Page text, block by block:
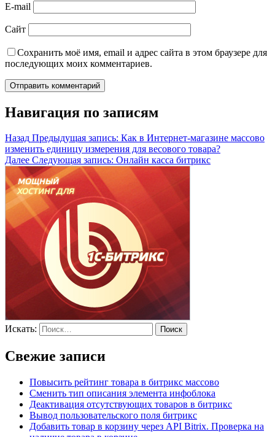
E-mail
Сайт
Сохранить моё имя, email и адрес сайта в этом браузере для
последующих моих комментариев.
Навигация по записям
Назад Предыдущая запись: Как в Интернет-магазине массово
изменить единицу измерения для весового товара?
Далее Следующая запись: Онлайн касса битрикс
Искать: Поиск
Свежие записи
Повысить рейтинг товара в битрикс массово
Сменить тип описания элемента инфоблока
Деактивация отсутствующих товаров в битрикс
Вывод пользовательского поля битрикс
Добавить товар в корзину через API Bitrix. Проверка на